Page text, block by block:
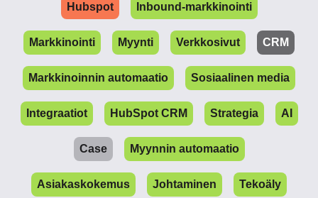
Hubspot Inbound-markkinointi
Markkinointi Myynti Verkkosivut CRM
Markkinoinnin automaatio Sosiaalinen media
Integraatiot HubSpot CRM Strategia AI
Case Myynnin automaatio
Asiakaskokemus Johtaminen Tekoäly